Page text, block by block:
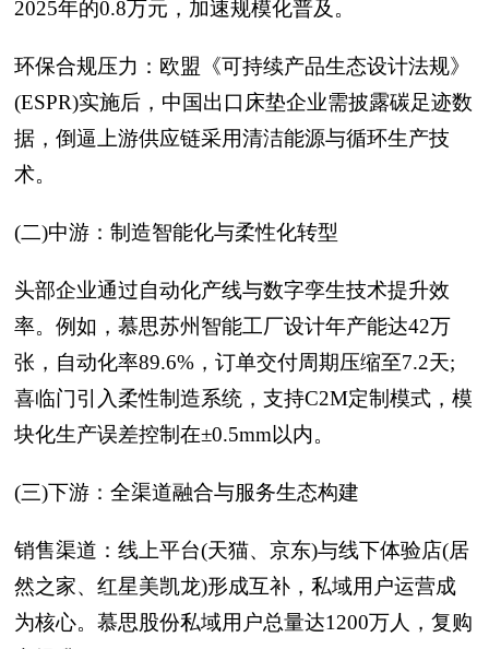
2025年的0.8万元，加速规模化普及。
环保合规压力：欧盟《可持续产品生态设计法规》
(ESPR)实施后，中国出口床垫企业需披露碳足迹数
据，倒逼上游供应链采用清洁能源与循环生产技
术。
(二)中游：制造智能化与柔性化转型
头部企业通过自动化产线与数字孪生技术提升效
率。例如，慕思苏州智能工厂设计年产能达42万
张，自动化率89.6%，订单交付周期压缩至7.2天;
喜临门引入柔性制造系统，支持C2M定制模式，模
块化生产误差控制在±0.5mm以内。
(三)下游：全渠道融合与服务生态构建
销售渠道：线上平台(天猫、京东)与线下体验店(居
然之家、红星美凯龙)形成互补，私域用户运营成
为核心。慕思股份私域用户总量达1200万人，复购